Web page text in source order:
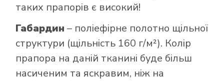
таких прапорів є високий!
Габардин – поліефірне полотно щільної
структури (щільність 160 г/м²). Колір
прапора на даній тканині буде більш
насиченим та яскравим, ніж на